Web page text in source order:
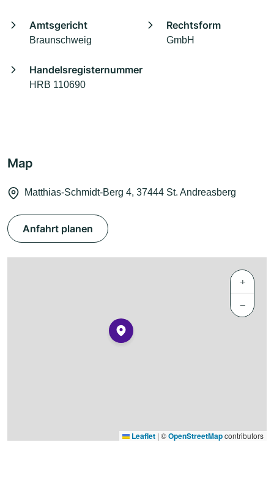
Amtsgericht
Braunschweig
Rechtsform
GmbH
Handelsregisternummer
HRB 110690
Map
Matthias-Schmidt-Berg 4, 37444 St. Andreasberg
Anfahrt planen
+
−
Leaflet | ©OpenStreetMapcontributors